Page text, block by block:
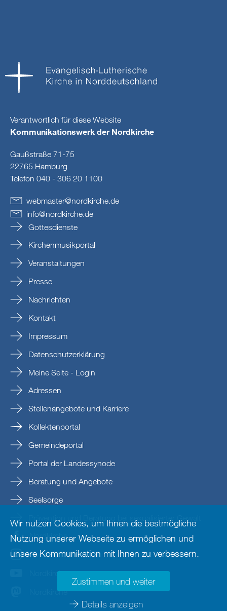
Verantwortlich für diese Website
Kommunikationswerk der Nordkirche
Gaußstraße 71-75
22765 Hamburg
Telefon 040 - 306 20 1100
webmaster@nordkirche.de
info@nordkirche.de
Gottesdienste
Kirchenmusikportal
Veranstaltungen
Presse
Nachrichten
Kontakt
Impressum
Datenschutzerklärung
Meine Seite - Login
Adressen
Stellenangebote und Karriere
Kollektenportal
Gemeindeportal
Portal der Landessynode
Beratung und Angebote
Seelsorge
Prävention und Beratung bei sexualisierter Gewalt
Nordkirche
nordkirche
Nordkirche
Nordkirche
Wir nutzen Cookies, um Ihnen die bestmögliche
Nutzung unserer Webseite zu ermöglichen und
unsere Kommunikation mit Ihnen zu verbessern.
Zustimmen und weiter
Details anzeigen